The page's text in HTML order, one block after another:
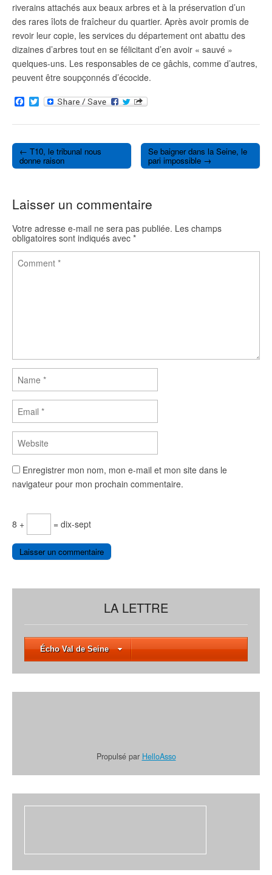
riverains attachés aux beaux arbres et à la préservation d’un
des rares îlots de fraîcheur du quartier. Après avoir promis de
revoir leur copie, les services du département ont abattu des
dizaines d’arbres tout en se félicitant d’en avoir « sauvé »
quelques-uns. Les responsables de ce gâchis, comme d’autres,
peuvent être soupçonnés d’écocide.
F
a
c
b
o
o
k
T
w
i
t
e
r
Post navigation
← T10, le tribunal nous
donne raison
Se baigner dans la Seine, le
pari impossible →
Laisser un commentaire
Votre adresse e-mail ne sera pas publiée. Les champs
obligatoires sont indiqués avec *
Enregistrer mon nom, mon e-mail et mon site dans le
navigateur pour mon prochain commentaire.
8 + = dix-sept
LA LETTRE
Écho Val de Seine
Propulsé par HelloAsso